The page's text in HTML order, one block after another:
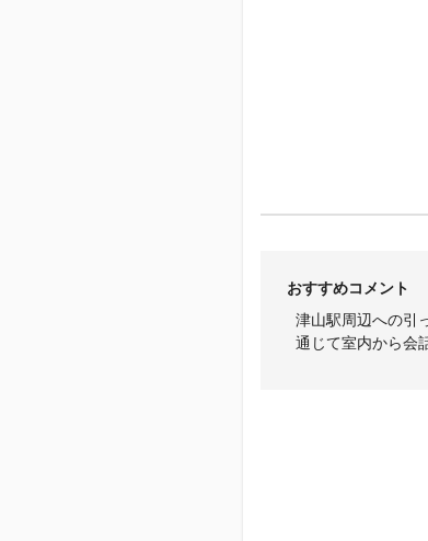
おすすめコメント
津山駅周辺への引
通じて室内から会